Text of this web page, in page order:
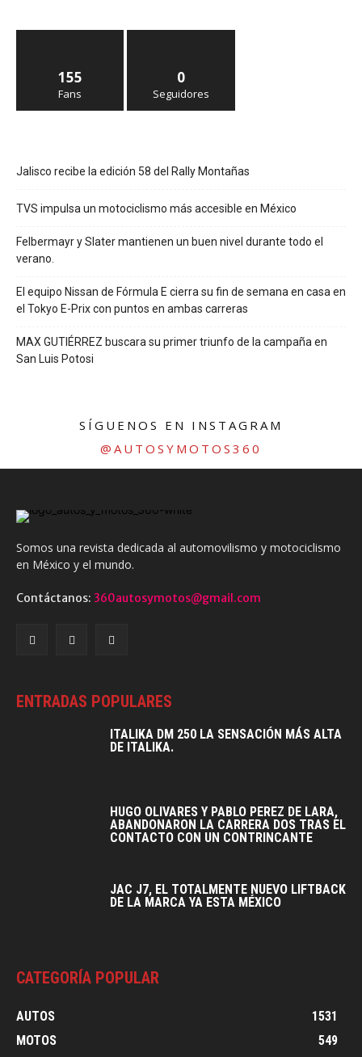
155
Fans
0
Seguidores
Jalisco recibe la edición 58 del Rally Montañas
TVS impulsa un motociclismo más accesible en México
Felbermayr y Slater mantienen un buen nivel durante todo el
verano.
El equipo Nissan de Fórmula E cierra su fin de semana en casa en
el Tokyo E-Prix con puntos en ambas carreras
MAX GUTIÉRREZ buscara su primer triunfo de la campaña en
San Luis Potosi
SÍGUENOS EN INSTAGRAM
@AUTOSYMOTOS360
Somos una revista dedicada al automovilismo y motociclismo
en México y el mundo.
Contáctanos: 360autosymotos@gmail.com
ENTRADAS POPULARES
ITALIKA DM 250 LA SENSACIÓN MÁS ALTA
DE ITALIKA.
HUGO OLIVARES Y PABLO PEREZ DE LARA,
ABANDONARON LA CARRERA DOS TRAS EL
CONTACTO CON UN CONTRINCANTE
JAC J7, EL TOTALMENTE NUEVO LIFTBACK
DE LA MARCA YA ESTA MÉXICO
CATEGORÍA POPULAR
AUTOS
1531
MOTOS
549